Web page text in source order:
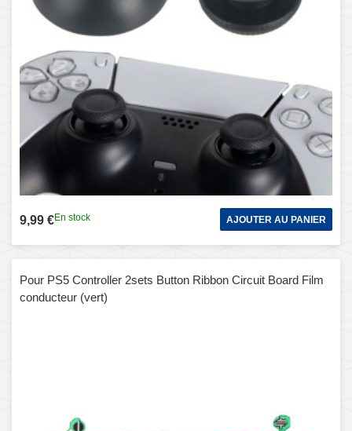
9,99 €En stock AJOUTER AU PANIER
Pour PS5 Controller 2sets Button Ribbon Circuit Board Film
conducteur (vert)